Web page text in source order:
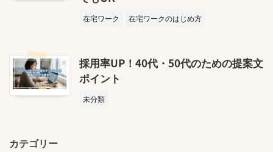
在宅ワーク 在宅ワークのはじめ方
採用率UP！40代・50代のための提案文
ポイント
未分類
カテゴリー